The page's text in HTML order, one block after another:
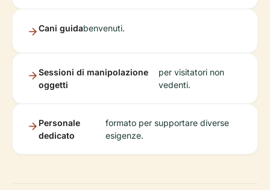
Cani guidabenvenuti.
Sessioni di manipolazione
oggetti
per visitatori non
vedenti.
Personale
dedicato
formato per supportare diverse
esigenze.